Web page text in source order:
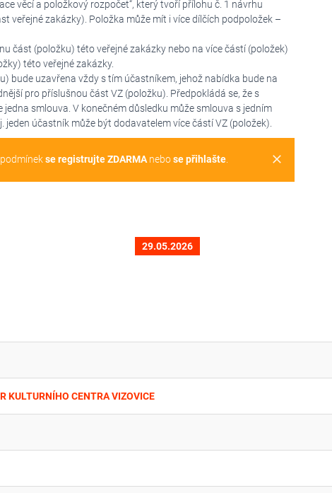
věcí a položkový rozpočet“, který tvoří přílohu č. 1 návrhu
veřejné zakázky). Položka může mít i více dílčích podpoložek –
část (položku) této veřejné zakázky nebo na více částí (položek)
této veřejné zakázky.
bude uzavřena vždy s tím účastníkem, jehož nabídka bude na
pro příslušnou část VZ (položku). Předpokládá se, že s
smlouva. V konečném důsledku může smlouva s jedním
účastník může být dodavatelem více částí VZ (položek).
clear
se registrujte ZDARMAnebose přihlašte.
29.05.2026
KULTURNÍHO CENTRA VIZOVICE